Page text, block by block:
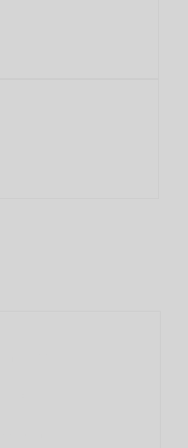
ważna jest Państwa
podczas zakładania